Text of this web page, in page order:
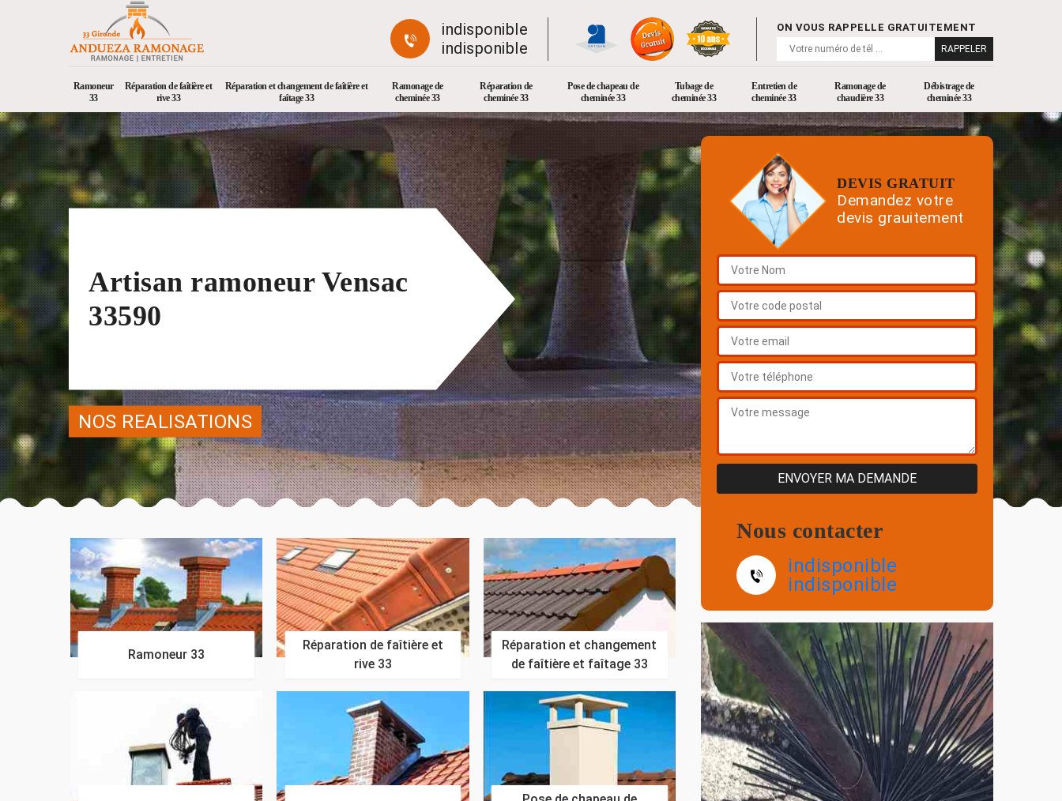
indisponible
indisponible
ON VOUS RAPPELLE GRATUITEMENT
Ramoneur
33
Réparation de faîtière et
rive 33
Réparation et changement de faîtière et
faîtage 33
Ramonage de
cheminée 33
Réparation de
cheminée 33
Pose de chapeau de
cheminée 33
Tubage de
cheminée 33
Entretien de
cheminée 33
Ramonage de
chaudière 33
Débistrage de
cheminée 33
Artisan ramoneur Vensac
33590
NOS REALISATIONS
Ramoneur 33
Réparation de faîtière et
rive 33
Réparation et changement
de faîtière et faîtage 33
DEVIS GRATUIT
Demandez votre
devis grauitement
Nous contacter
indisponible
indisponible